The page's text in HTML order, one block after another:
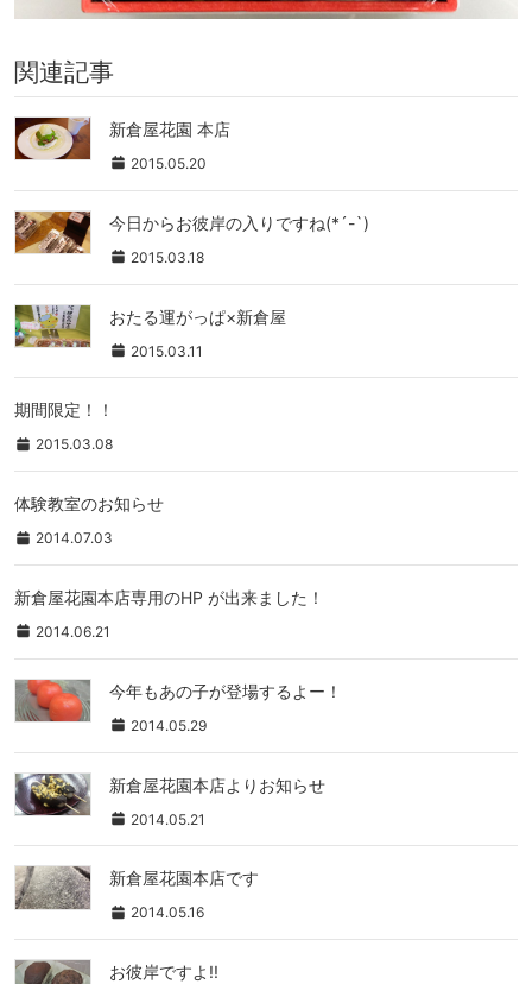
関連記事
新倉屋花園 本店
2015.05.20
今日からお彼岸の入りですね(*´-`)
2015.03.18
おたる運がっぱ×新倉屋
2015.03.11
期間限定！！
2015.03.08
体験教室のお知らせ
2014.07.03
新倉屋花園本店専用のHP が出来ました！
2014.06.21
今年もあの子が登場するよー！
2014.05.29
新倉屋花園本店よりお知らせ
2014.05.21
新倉屋花園本店です
2014.05.16
お彼岸ですよ!!